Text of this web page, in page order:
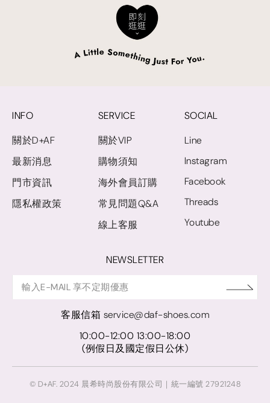
INFO
關於D+AF
最新消息
門市資訊
隱私權政策
SERVICE
關於VIP
購物須知
海外會員訂購
常見問題Q&A
線上客服
SOCIAL
Line
Instagram
Facebook
Threads
Youtube
NEWSLETTER
客服信箱 service@daf-shoes.com
10:00-12:00 13:00-18:00
(例假日及國定假日公休)
© D+AF. 2024 晨希時尚股份有限公司｜統一編號 27921248